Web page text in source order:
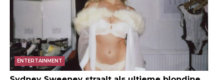
ENTERTAINMENT